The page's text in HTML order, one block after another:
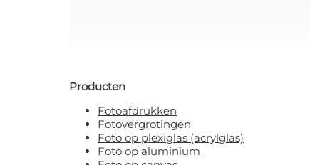
Producten
Fotoafdrukken
Fotovergrotingen
Foto op plexiglas (acrylglas)
Foto op aluminium